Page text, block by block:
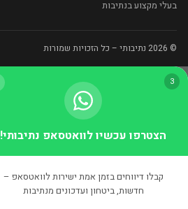
בעלי מקצוע בנתיבות
© 2026 נתיבותי – כל הזכויות שמורות
3
הצטרפו עכשיו לוואטסאפ נתיבותי!
קבלו דיווחים בזמן אמת ישירות לוואטסאפ –
חדשות, ביטחון ועדכונים מנתיבות